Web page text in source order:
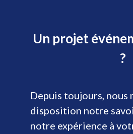
Un projet
?
Depuis toujours, nous
disposition notre
notre expérience à